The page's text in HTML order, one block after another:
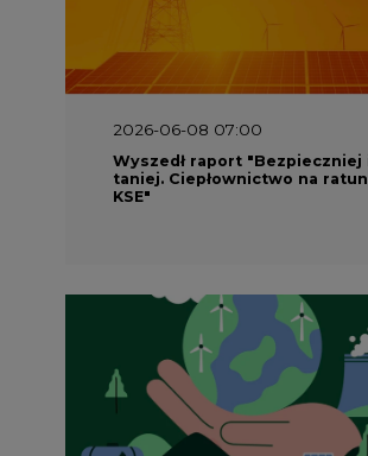
2026-06-08 07:00
Wyszedł raport "Bezpieczniej
taniej. Ciepłownictwo na
KSE"